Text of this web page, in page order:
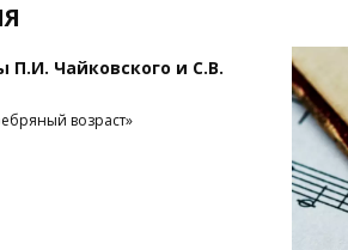
П.И. Чайковского и С.В.
возраст»